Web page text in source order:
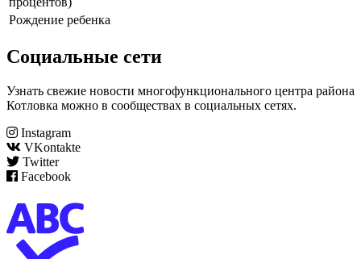
Рождение ребенка
Социальные сети
Узнать свежие новости многофункционального центра района
Котловка можно в сообществах в социальных сетях.
Instagram
VKontakte
Twitter
Facebook